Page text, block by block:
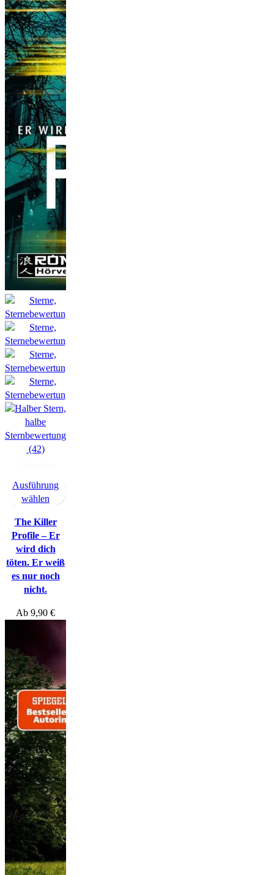
(42)
Ausführung
wählen
The Killer
Profile – Er
wird dich
töten. Er weiß
es nur noch
nicht.
Ab 9,90 €